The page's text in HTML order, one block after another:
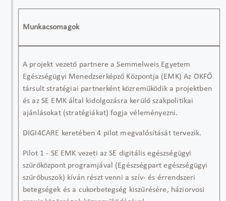
Munkacsomagok
A projekt vezető partnere a Semmelweis Egyetem
Egészségügyi Menedzserképző Központja (EMK) Az OKFŐ
társult stratégiai partnerként közreműködik a projektben
és az SE EMK által kidolgozásra kerülő szakpolitikai
ajánlásokat (stratégiákat) fogja véleményezni.
DIGI4CARE keretében4 pilot megvalósítását tervezik.
Pilot 1 - SE EMK vezeti az SE digitális egészségügyi
szűrőközpont programjával (Egészségpart egészségügyi
szűrőbuszok) kíván résztvenni a szív- és érrendszeri
betegségek és a cukorbetegség kiszűrésére, háziorvosi